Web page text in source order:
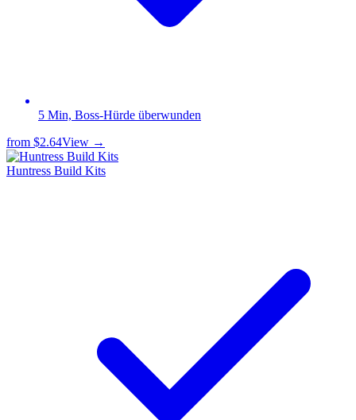
5 Min, Boss-Hürde überwunden
from $2.64View →
Huntress Build Kits